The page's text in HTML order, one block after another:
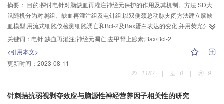
摘要： 目的:探讨电针对脑缺血再灌注神经元保护的作用及其机制。方法:SD大
鼠随机分为对照组、缺血再灌注组及电针组,以双侧颈总动脉夹闭方法建立脑缺
血模型,用流式细胞仪检测细胞凋亡和Bcl-2及Bax蛋白表达的变化,并用荧光分光
法检测皮层去甲肾上腺素(norepinephrine,NE)含量的变化。电针穴位选择“水
沟”“承浆”穴。结果:①大鼠脑缺血再灌注48 h后,细胞凋亡率明显高于对照组
(P<0.05),Bcl-2蛋白表达在皮层明显降低,Bax/Bcl-2比值较对照组明显升高
(P<0.05);电针治疗后,Bax的表达减少,Bcl-2的表达增加,Bax/Bcl-2比值明显下降
(P<0.05),细胞凋亡率受到抑制(P<0.05)。②大鼠脑缺血再灌注3 min后NE含量
NE含量明显回落,与对照组相比无显著性差异;电针治疗后,脑缺血再灌注早期(即
关键词： 电针;缺血再灌注;神经元凋亡;去甲肾上腺素;Bax/Bcl-2
<引用本文>
更新时间： 2023-08-11
1187
| 0 | 9
针刺拮抗弱视剥夺效应与脑源性神经营养因子相关性的研究